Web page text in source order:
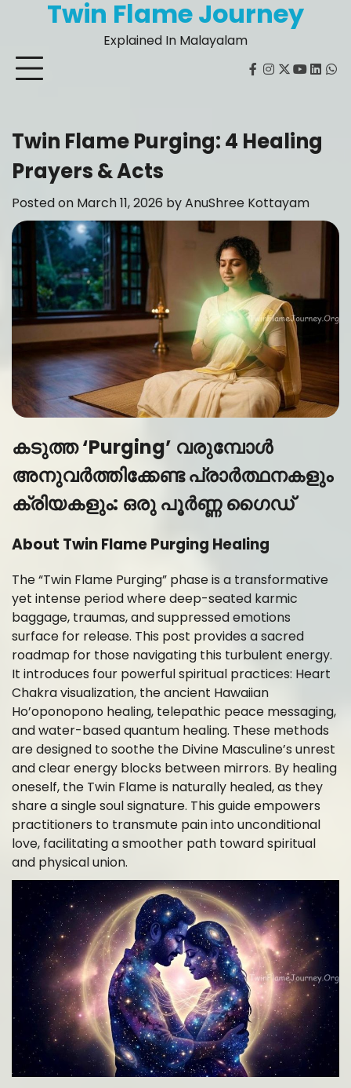
Twin Flame Journey
Explained In Malayalam
facebook
instagram
twitter
youtube
Twin Flame Purging: 4 Healing
Prayers & Acts
Posted on March 11, 2026 byAnuShree Kottayam
കടുത്ത ‘Purging’ വരുമ്പോൾ
അനുവർത്തിക്കേണ്ട പ്രാർത്ഥനകളും
ക്രിയകളും: ഒരു പൂർണ്ണ ഗൈഡ്
About Twin Flame Purging Healing
The “Twin Flame Purging” phase is a transformative
yet intense period where deep-seated karmic
baggage, traumas, and suppressed emotions
surface for release. This post provides a sacred
roadmap for those navigating this turbulent energy.
It introduces four powerful spiritual practices: Heart
Chakra visualization, the ancient Hawaiian
Ho’oponopono healing, telepathic peace messaging,
and water-based quantum healing. These methods
are designed to soothe the Divine Masculine’s unrest
and clear energy blocks between mirrors. By healing
oneself, the Twin Flame is naturally healed, as they
share a single soul signature. This guide empowers
practitioners to transmute pain into unconditional
love, facilitating a smoother path toward spiritual
and physical union.